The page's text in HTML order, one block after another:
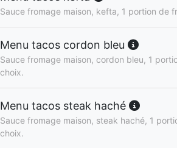
Sauce fromage maison, kefta, 1 portion de
Menu tacos cordon bleu
Sauce fromage maison, cordon bleu, 1
choix.
Menu tacos steak haché
Sauce fromage maison, steak haché, 1
choix.